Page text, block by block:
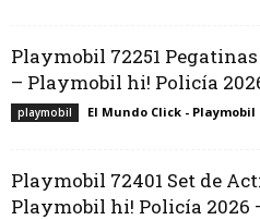
Playmobil 72251
– Playmobil hi! Policía
playmobil El Mundo Click - Playmobil
Playmobil 72401 Set de
Playmobil hi! Policía 2026